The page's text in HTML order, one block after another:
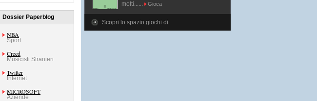
Dossier Paperblog
NBA
Sport
Creed
Musicisti Stranieri
Twitter
Internet
MICROSOFT
Aziende
molti......
Gioca
Scopri lo spazio giochi di